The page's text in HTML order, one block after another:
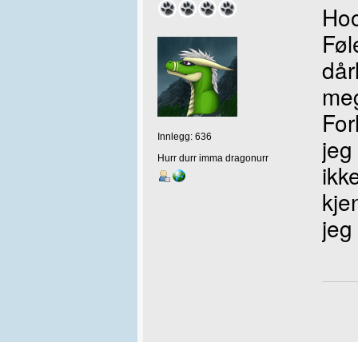
Innlegg: 636
Hurr durr imma dragonurr